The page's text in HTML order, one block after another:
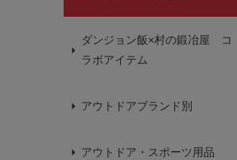
ダンジョン飯×村の鍛冶屋 コ
ラボアイテム
アウトドアブランド別
アウトドア・スポーツ用品